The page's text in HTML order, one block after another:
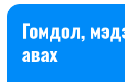
Гомдол,
авах